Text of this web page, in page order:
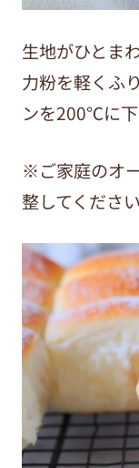
生地がひとま
力粉を軽くふり
ンを200℃に下
※ご家庭のオ
整してください